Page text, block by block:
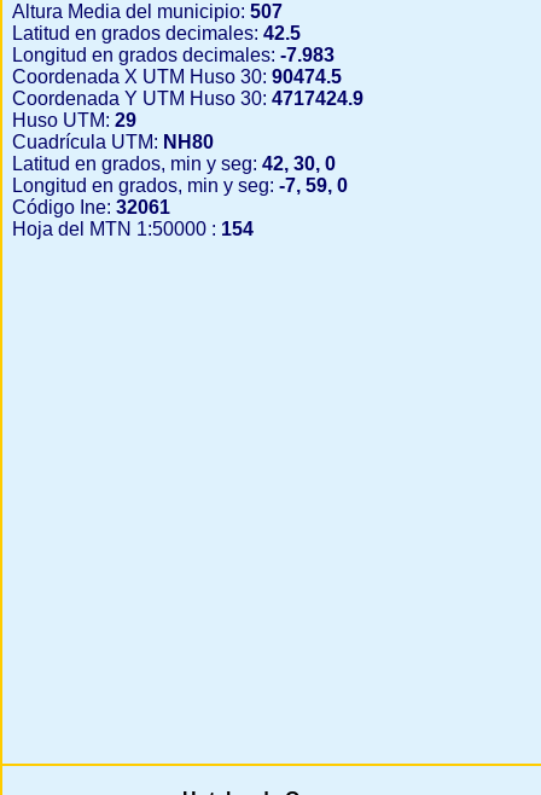
Altura Media del municipio: 507
Latitud en grados decimales: 42.5
Longitud en grados decimales: -7.983
Coordenada X UTM Huso 30: 90474.5
Coordenada Y UTM Huso 30: 4717424.9
Huso UTM: 29
Cuadrícula UTM: NH80
Latitud en grados, min y seg: 42, 30, 0
Longitud en grados, min y seg: -7, 59, 0
Código Ine: 32061
Hoja del MTN 1:50000 : 154